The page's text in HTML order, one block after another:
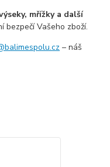
mřížky a další
bezpečí Vašeho zboží.
– náš